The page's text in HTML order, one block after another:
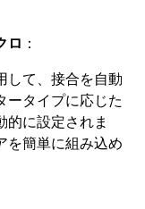
ロ ：
して、接合を自動
ータイプに応じた
的に設定されま
を簡単に組み込め